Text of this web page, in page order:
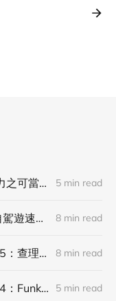
東京自由行必買：片裝巧克力之可當伴手禮，亦可獨享！ 5 min read
快閃沖繩 Okinawa 之家族自駕遊速記！ 8 min read
歐洲旅遊 - 柏林自由行 Day 5：查理檢查哨、新國家美術館 和街頭藝術聖地 Urban Nation！ 8 min read
歐洲旅遊 - 柏林自由行 Day 4：Funkhaus Berlin（MONOM）、Tempodrom Berlin 看演唱會！ 5 min read